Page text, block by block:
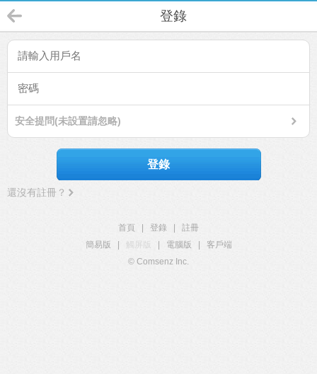
登錄
安全提問(未設置請忽略)
登錄
還沒有註冊？
首頁 登錄
註冊
簡易版
觸屏版 電腦版
客戶端
© Comsenz Inc.